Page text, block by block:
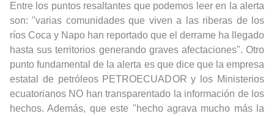
Entre los puntos resaltantes que podemos leer en la alerta
son: "varias comunidades que viven a las riberas de los
ríos Coca y Napo han reportado que el derrame ha llegado
hasta sus territorios generando graves afectaciones". Otro
punto fundamental de la alerta es que dice que la empresa
estatal de petróleos PETROECUADOR y los Ministerios
ecuatorianos NO han transparentado la información de los
hechos. Además, que este "hecho agrava mucho más la